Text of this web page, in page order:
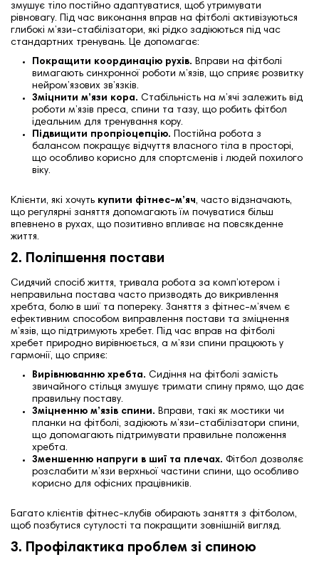
змушує тіло постійно адаптуватися, щоб утримувати
рівновагу. Під час виконання вправ на фітболі активізуються
глибокі м’язи-стабілізатори, які рідко задіюються під час
стандартних тренувань. Це допомагає:
Покращити координацію рухів. Вправи на фітболі
вимагають синхронної роботи м’язів, що сприяє розвитку
нейром’язових зв’язків.
Зміцнити м’язи кора. Стабільність на м’ячі залежить від
роботи м’язів преса, спини та тазу, що робить фітбол
ідеальним для тренування кору.
Підвищити пропріоцепцію. Постійна робота з
балансом покращує відчуття власного тіла в просторі,
що особливо корисно для спортсменів і людей похилого
віку.
Клієнти, які хочуть купити фітнес-м’яч, часто відзначають,
що регулярні заняття допомагають їм почуватися більш
впевнено в рухах, що позитивно впливає на повсякденне
життя.
2. Поліпшення постави
Сидячий спосіб життя, тривала робота за комп’ютером і
неправильна постава часто призводять до викривлення
хребта, болю в шиї та попереку. Заняття з фітнес-м’ячем є
ефективним способом виправлення постави та зміцнення
м’язів, що підтримують хребет. Під час вправ на фітболі
хребет природно вирівнюється, а м’язи спини працюють у
гармонії, що сприяє:
Вирівнюванню хребта. Сидіння на фітболі замість
звичайного стільця змушує тримати спину прямо, що дає
правильну поставу.
Зміцненню м’язів спини. Вправи, такі як мостики чи
планки на фітболі, задіюють м’язи-стабілізатори спини,
що допомагають підтримувати правильне положення
хребта.
Зменшенню напруги в шиї та плечах. Фітбол дозволяє
розслабити м’язи верхньої частини спини, що особливо
корисно для офісних працівників.
Багато клієнтів фітнес-клубів обирають заняття з фітболом,
щоб позбутися сутулості та покращити зовнішній вигляд.
3. Профілактика проблем зі спиною